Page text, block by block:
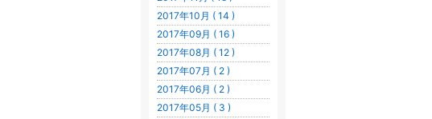
2017年10月 ( 14 )
2017年09月 ( 16 )
2017年08月 ( 12 )
2017年07月 ( 2 )
2017年06月 ( 2 )
2017年05月 ( 3 )